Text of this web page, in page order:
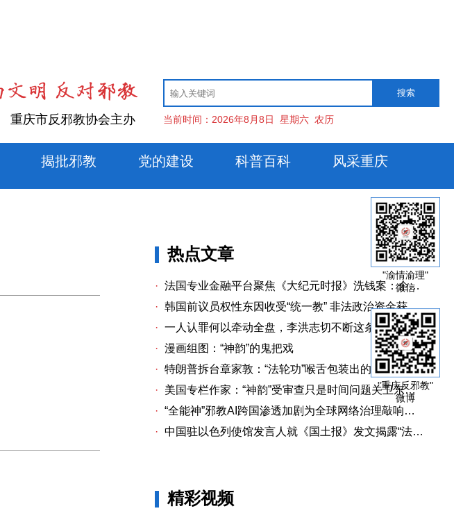
重庆市反邪教协会主办 当前时间： 2026年8月8日 星期六 农历
揭批邪教 党的建设 科普百科 风采重庆
"渝情渝理"
微信
"重庆反邪教"
微博
热点文章
· 法国专业金融平台聚焦《大纪元时报》洗钱案：企业治理漏洞与监管警示
· 韩国前议员权性东因收受“统一教” 非法政治资金获刑两年
· 一人认罪何以牵动全盘，李洪志切不断这条洗钱链
· 漫画组图：“神韵”的鬼把戏
· 特朗普拆台章家敦：“法轮功”喉舌包装出的“中国专家”
·
美国专栏作家：“神韵”受审查只是时间问题关卫东认罪牵出与《大纪元时报》资金链条
· “全能神”邪教AI跨国渗透加剧为全球网络治理敲响警钟
· 中国驻以色列使馆发言人就《国土报》发文揭露“法轮功”邪教本质答记者问
精彩视频